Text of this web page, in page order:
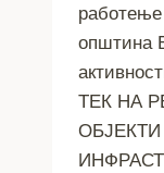
општина
ТЕК НА